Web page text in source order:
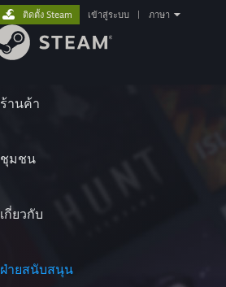
ร้านค้า
ชุมชน
เกี่ยวกับ
ฝ่ายสนับสนุน
ติดตั้ง Steam เข้าสู่ระบบ ภาษา